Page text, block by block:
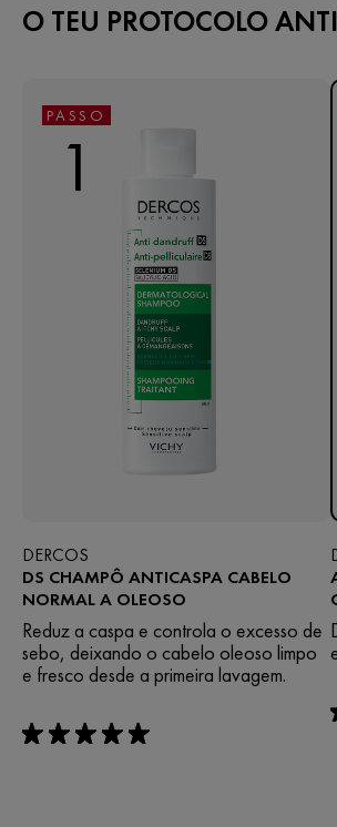
O TEU PROTOCOLO
PASSO
1
DERCOS
DS CHAMPÔ ANTICASPA CABELO
NORMAL A OLEOSO
Reduz a caspa e controla o excesso de
sebo, deixando o cabelo oleoso limpo
e fresco desde a primeira lavagem.
rating: 5 out of 5